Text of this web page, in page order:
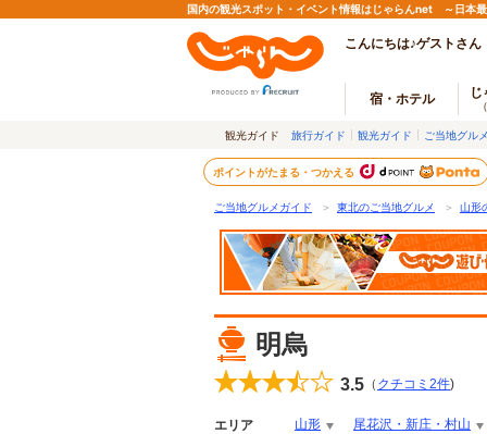
国内の観光スポット・イベント情報はじゃらんnet ～日本
こんにちは♪ゲストさん
宿・ホテル じ
観光ガイド 旅行ガイド 観光ガイド ご当地グル
ポイントがたまる・つかえる
ご当地グルメガイド ＞ 東北のご当地グルメ ＞ 山形
明烏
3.5 （ クチコミ 2件)
エリア 山形
尾花沢・新庄・村山